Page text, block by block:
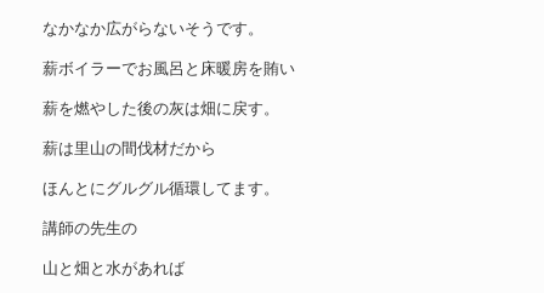
なかなか広がらないそうです。
薪ボイラーでお風呂と床暖房を賄い
薪を燃やした後の灰は畑に戻す。
薪は里山の間伐材だから
ほんとにグルグル循環してます。
講師の先生の
山と畑と水があれば